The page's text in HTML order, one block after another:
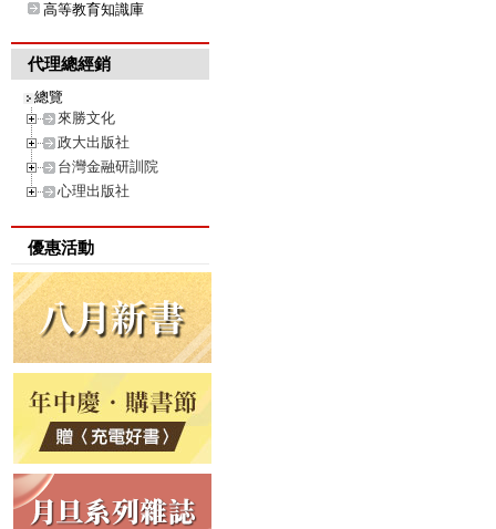
高等教育知識庫
代理總經銷
總覽
來勝文化
政大出版社
台灣金融研訓院
心理出版社
優惠活動